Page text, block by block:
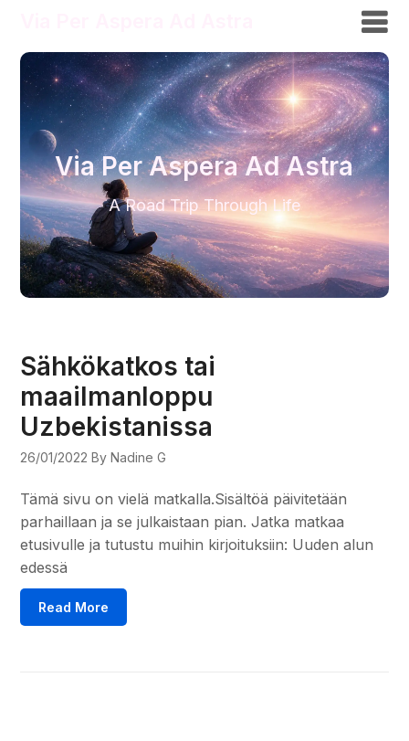
Via Per Aspera Ad Astra
A Road Trip Through Life
Sähkökatkos tai
maailmanloppu
Uzbekistanissa
26/01/2022 By Nadine G
Tämä sivu on vielä matkalla.Sisältöä päivitetään
parhaillaan ja se julkaistaan pian. Jatka matkaa
etusivulle ja tutustu muihin kirjoituksiin: Uuden alun
edessä
Read More